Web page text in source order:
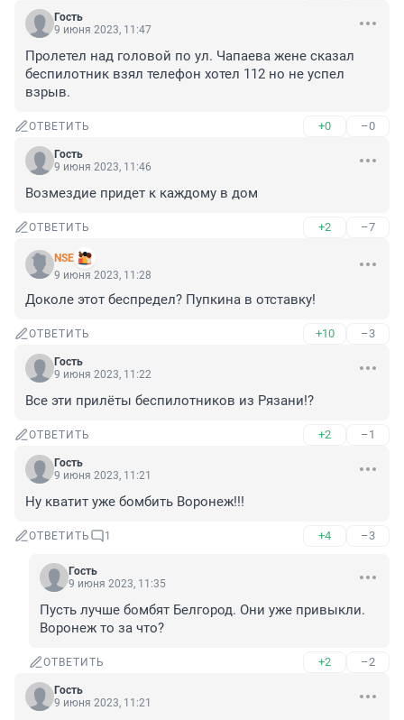
Гость
9 июня 2023, 11:47
Пролетел над головой по ул. Чапаева жене сказал
беспилотник взял телефон хотел 112 но не успел
взрыв.
ОТВЕТИТЬ +0 –0
Гость
9 июня 2023, 11:46
Возмездие придет к каждому в дом
ОТВЕТИТЬ +2 –7
NSE
9 июня 2023, 11:28
Доколе этот беспредел? Пупкина в отставку!
ОТВЕТИТЬ +10 –3
Гость
9 июня 2023, 11:22
Все эти прилёты беспилотников из Рязани!?
ОТВЕТИТЬ +2 –1
Гость
9 июня 2023, 11:21
Ну кватит уже бомбить Воронеж!!!
ОТВЕТИТЬ 1 +4 –3
Гость
9 июня 2023, 11:35
Пусть лучше бомбят Белгород. Они уже привыкли.
Воронеж то за что?
ОТВЕТИТЬ +2 –2
Гость
9 июня 2023, 11:21